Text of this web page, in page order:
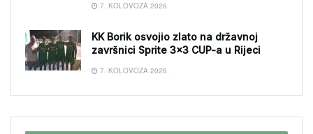
7. KOLOVOZA 2026.
KK Borik osvojio zlato na državnoj
završnici Sprite 3×3 CUP-a u Rijeci
7. KOLOVOZA 2026.